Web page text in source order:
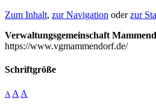
Zum Inhalt, zur Navigation oderzur
Verwaltungsgemeinschaft
https://www.vgmammendorf.de/
Schriftgröße
A A A